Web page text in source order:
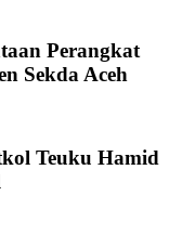
Perangkat
Sekda Aceh
Teuku Hamid